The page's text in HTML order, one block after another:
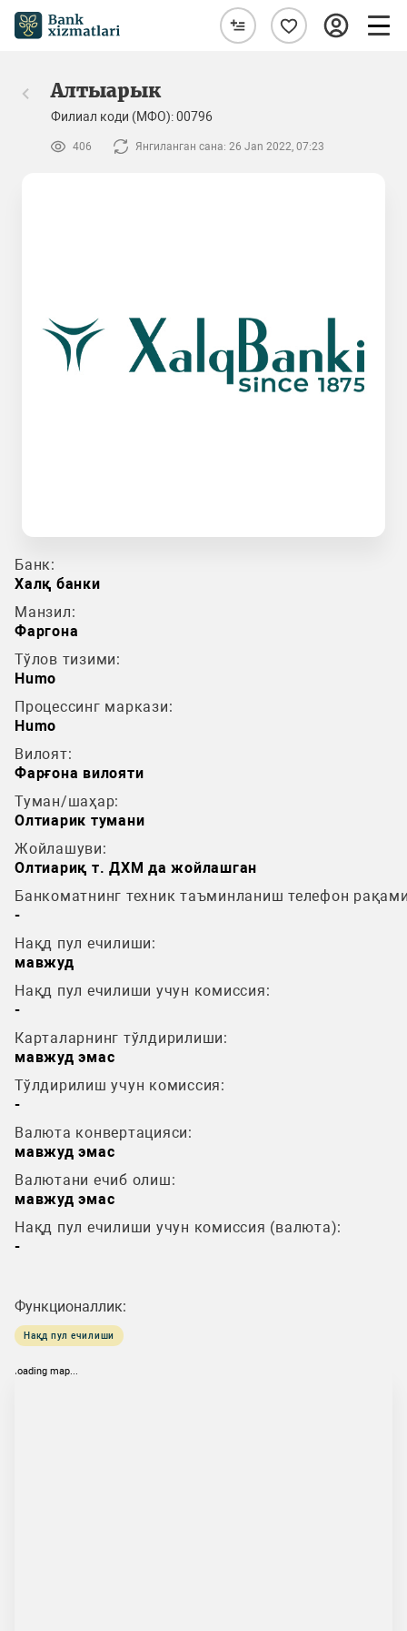
Алтыарык
Филиал коди (МФО): 00796
406 Янгиланган сана: 26 Jan 2022, 07:23
Банк:
Халқ банки
Манзил:
Фаргона
Тўлов тизими:
Humo
Процессинг маркази:
Humo
Вилоят:
Фарғона вилояти
Туман/шаҳар:
Олтиарик тумани
Жойлашуви:
Олтиариқ т. ДХМ да жойлашган
Банкоматнинг техник таъминланиш телефон
-
Нақд пул ечилиши:
мавжуд
Нақд пул ечилиши учун комиссия:
-
Карталарнинг тўлдирилиши:
мавжуд эмас
Тўлдирилиш учун комиссия:
-
Валюта конвертацияси:
мавжуд эмас
Валютани ечиб олиш:
мавжуд эмас
Нақд пул ечилиши учун комиссия (валюта):
-
Функционаллик:
Нақд пул ечилиши
loading map...